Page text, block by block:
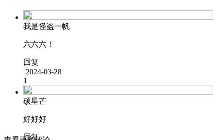
我是怪盗一帆
六六六！
回复
2024-03-28
1
硕星芒
好好好
回复